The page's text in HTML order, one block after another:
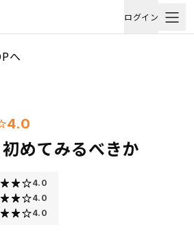
ログイン
へ
4.0
めてみるべきか
4.0
4.0
4.0